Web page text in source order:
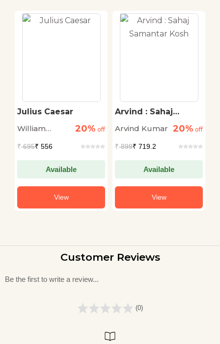
Julius Caesar
William
20% off
₹695₹ 556
Available
View
Arvind : Sahaj
Arvind Kumar 20% off
₹899₹ 719.2
Available
View
Customer Reviews
Be the first to write a review...
(0)